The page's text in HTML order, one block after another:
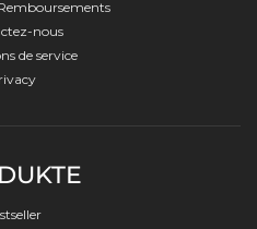
nous
de service